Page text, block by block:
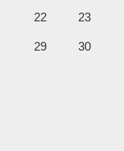
22 23
29 30